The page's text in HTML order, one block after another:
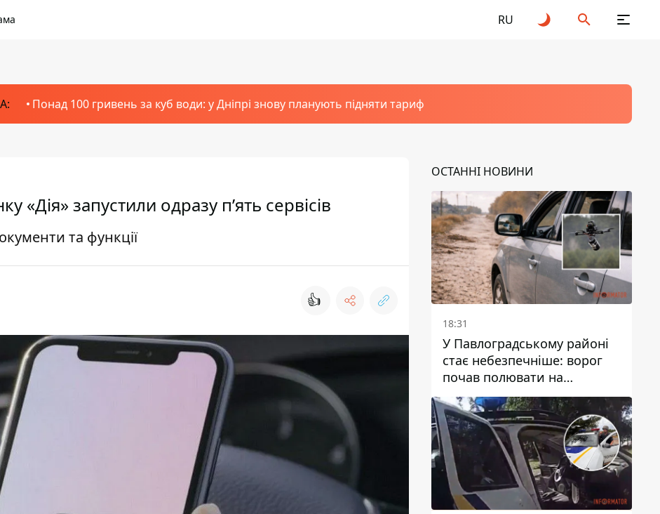
RU
Понад 100 гривень за куб води: у Дніпрі знову планують підняти тариф
«Дія» запустили одразу п’ять сервісів
та функції
👍
ОСТАННІ НОВИНИ
18:31
У Павлоградському районі
стає небезпечніше: ворог
почав полювати на
цивільний та військовий
транспорти